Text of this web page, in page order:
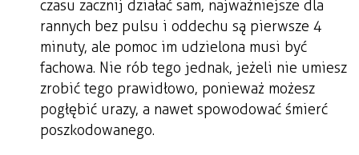
czasu zacznij działać sam, najważniejsze dla
rannych bez pulsu i oddechu są pierwsze 4
minuty, ale pomoc im udzielona musi być
fachowa. Nie rób tego jednak, jeżeli nie umiesz
zrobić tego prawidłowo, ponieważ możesz
pogłębić urazy, a nawet spowodować śmierć
poszkodowanego.